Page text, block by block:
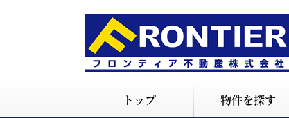
トップ 物件を探す